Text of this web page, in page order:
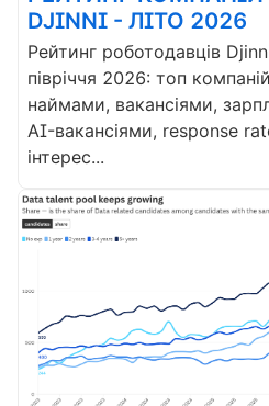
DJINNI - ЛІТО 2026
Рейтинг роботодавців
півріччя 2026: топ
наймами, вакансіями,
AI-вакансіями, response
інтерес...